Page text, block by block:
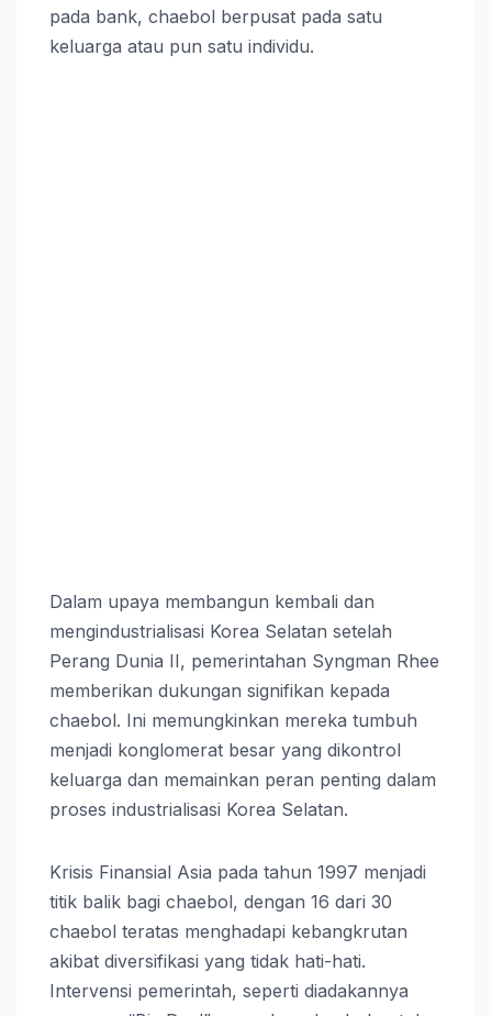
pada bank, chaebol berpusat pada satu
keluarga atau pun satu individu.
Dalam upaya membangun kembali dan
mengindustrialisasi Korea Selatan setelah
Perang Dunia II, pemerintahan Syngman Rhee
memberikan dukungan signifikan kepada
chaebol. Ini memungkinkan mereka tumbuh
menjadi konglomerat besar yang dikontrol
keluarga dan memainkan peran penting dalam
proses industrialisasi Korea Selatan.
Krisis Finansial Asia pada tahun 1997 menjadi
titik balik bagi chaebol, dengan 16 dari 30
chaebol teratas menghadapi kebangkrutan
akibat diversifikasi yang tidak hati-hati.
Intervensi pemerintah, seperti diadakannya